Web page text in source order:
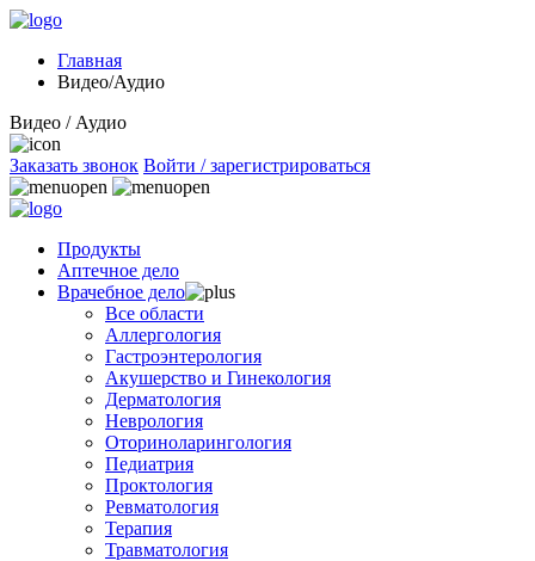
Главная
Видео/Аудио
Видео / Аудио
Заказать звонок Войти / зарегистрироваться
Продукты
Аптечное дело
Врачебное дело
Все области
Аллергология
Гастроэнтерология
Акушерство и Гинекология
Дерматология
Неврология
Оториноларингология
Педиатрия
Проктология
Ревматология
Терапия
Травматология